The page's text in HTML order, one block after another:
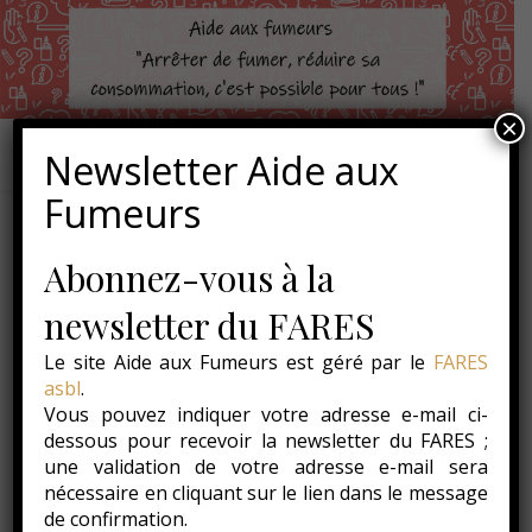
ACTUALITÉS,CONSEILS,
Conseil 32 – 7 février 2014
– « Les symptômes de
manque »
7 février 2014
Newsletter Aide aux
Fumeurs
Abonnez-vous à la
newsletter du FARES
Le site Aide aux Fumeurs est géré par le FARES
asbl.
Vous pouvez indiquer votre adresse e-mail ci-
dessous pour recevoir la newsletter du FARES ;
une validation de votre adresse e-mail sera
nécessaire en cliquant sur le lien dans le message
de confirmation.
×